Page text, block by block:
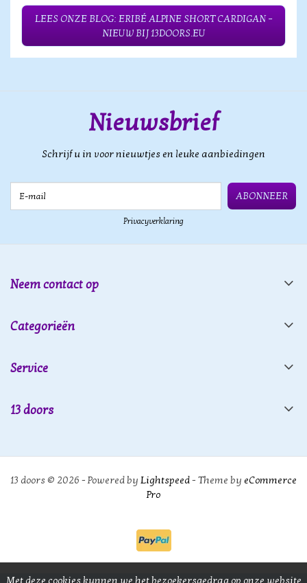
LEES ONZE BLOG: ERIBÉ ALPINE SHORT CARDIGAN –
NIEUW BIJ 13DOORS.EU
Nieuwsbrief
Schrijf u in voor nieuwtjes en leuke aanbiedingen
ABONNEER
Privacyverklaring
Neem contact op
Categorieën
Service
13 doors
13 doors © 2026 - Powered by Lightspeed- Theme by eCommerce
Pro
Met deze cookies kunnen we het bezoekersgedrag op onze website